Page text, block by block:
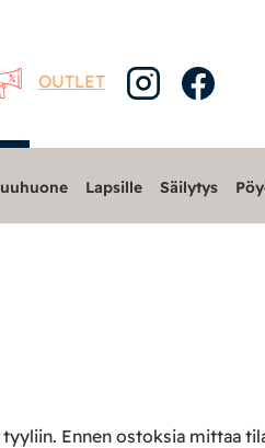
OUTLET
Lapsille Säilytys
Ennen ostoksia mittaa